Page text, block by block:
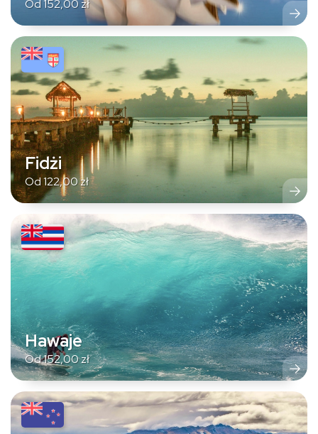
Od152,00zł
Fidżi
Od122,00zł
Hawaje
Od152,00zł